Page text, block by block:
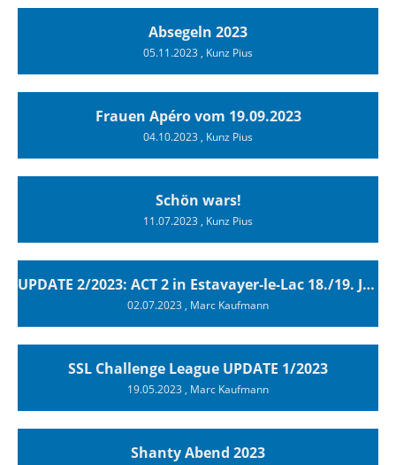
Absegeln 2023
05.11.2023, Kunz Pius
Frauen Apéro vom 19.09.2023
04.10.2023, Kunz Pius
Schön wars!
11.07.2023, Kunz Pius
UPDATE 2/2023: ACT 2 in Estavayer-le-Lac 18./19. Juni 2023
02.07.2023, Marc Kaufmann
SSL Challenge League UPDATE 1/2023
19.05.2023, Marc Kaufmann
Shanty Abend 2023